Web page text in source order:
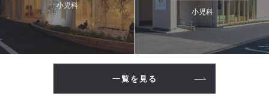
小児科
小児科
一覧を見る